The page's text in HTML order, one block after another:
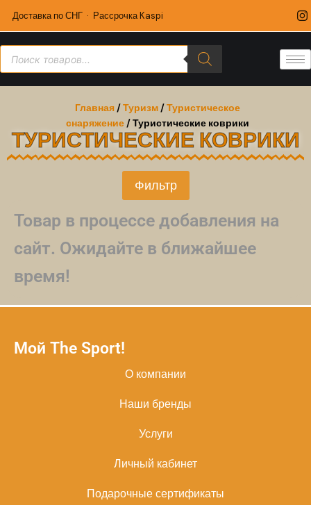
Доставка по СНГ · Рассрочка Kaspi
Главная/Туризм/Туристическое
снаряжение/ Туристические коврики
ТУРИСТИЧЕСКИЕ КОВРИКИ
Фильтр
Товар в процессе добавления на
сайт. Ожидайте в ближайшее
время!
Мой The Sport!
О компании
Наши бренды
Услуги
Личный кабинет
Подарочные сертификаты